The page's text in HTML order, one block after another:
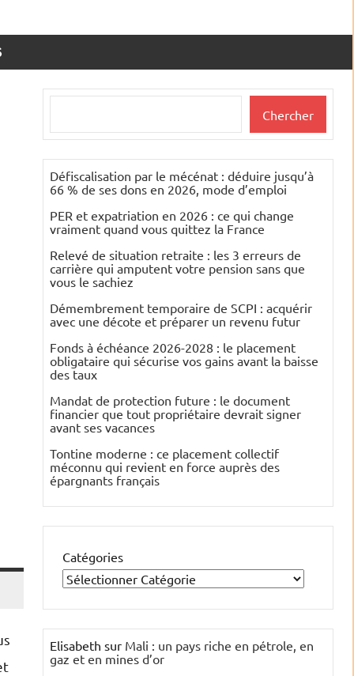
Chercher
Défiscalisation par le mécénat : déduire jusqu’à
66 % de ses dons en 2026, mode d’emploi
PER et expatriation en 2026 : ce qui change
vraiment quand vous quittez la France
Relevé de situation retraite : les 3 erreurs de
carrière qui amputent votre pension sans que
vous le sachiez
Démembrement temporaire de SCPI : acquérir
avec une décote et préparer un revenu futur
Fonds à échéance 2026-2028 : le placement
obligataire qui sécurise vos gains avant la baisse
des taux
Mandat de protection future : le document
financier que tout propriétaire devrait signer
avant ses vacances
Tontine moderne : ce placement collectif
méconnu qui revient en force auprès des
épargnants français
Catégories
Elisabeth sur Mali : un pays riche en pétrole, en
gaz et en mines d’or